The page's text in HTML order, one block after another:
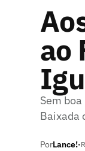
ao
Sem
Baixada
PorLance!•